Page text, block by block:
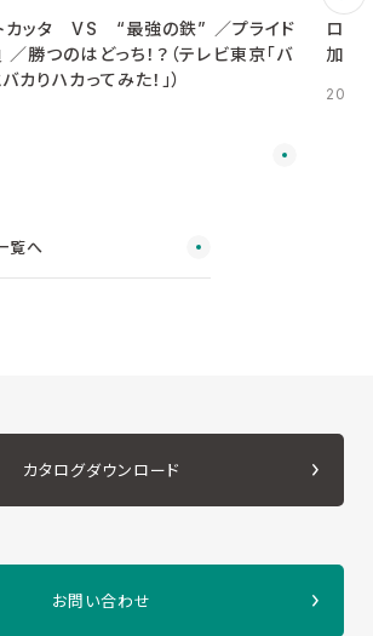
カッタ VS “最強の鉄” ／プライド
勝つのはどっち！？（テレビ東京「バ
カりハカってみた！」）
ロボ
加工
覧へ
カタログダウンロード
お問い合わせ